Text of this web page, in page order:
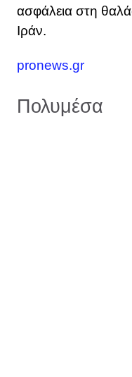
ασφάλεια στη
Ιράν.
pronews.gr
Πολυμέσα